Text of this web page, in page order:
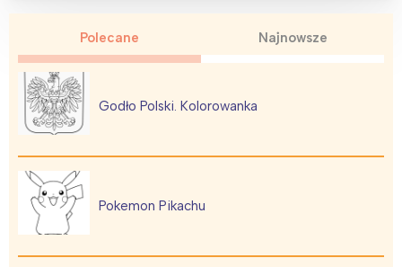
Polecane Najnowsze
Godło Polski. Kolorowanka
Pokemon Pikachu